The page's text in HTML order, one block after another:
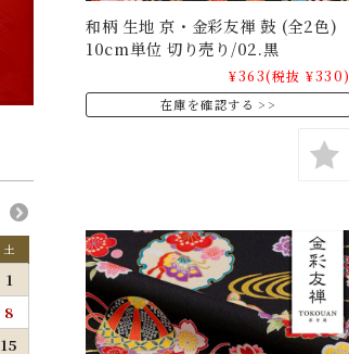
和柄 生地 京・金彩友禅 鼓 (全2色)
10cm単位 切り売り/02.黒
¥363(税抜 ¥330)
在庫を確認する
土
1
8
15